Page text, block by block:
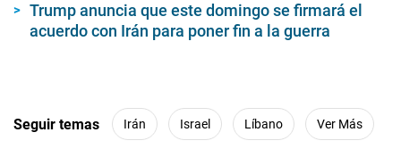
Trump anuncia que este domingo se firmará el
acuerdo con Irán para poner fin a la guerra
Seguir temas Irán Israel Líbano Ver Más